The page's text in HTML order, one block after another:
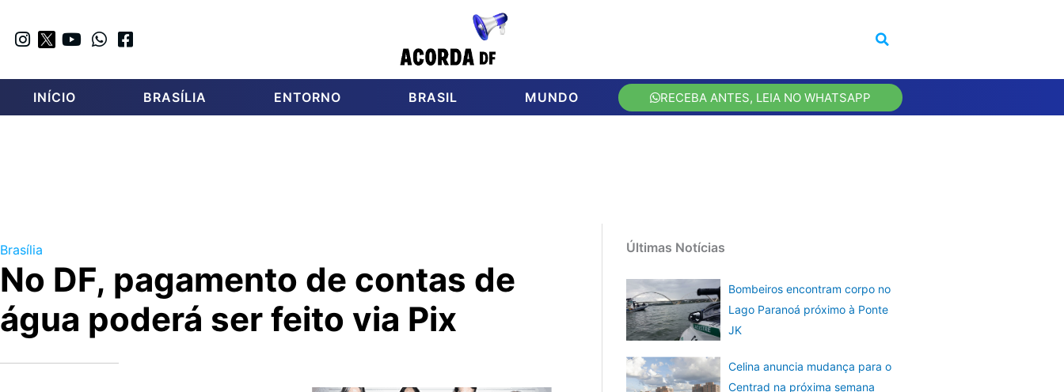
INÍCIO BRASÍLIA ENTORNO BRASIL MUNDO RECEBA ANTES, LEIA NO WHATSAPP
Brasília
No DF, pagamento de contas de
água poderá ser feito via Pix
Últimas Notícias
Bombeiros encontram corpo no
Lago Paranoá próximo à Ponte
JK
Celina anuncia mudança para o
Centrad na próxima semana